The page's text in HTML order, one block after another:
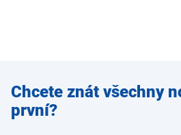
Zadejte
e-mail
Chcete znát všechny
první?